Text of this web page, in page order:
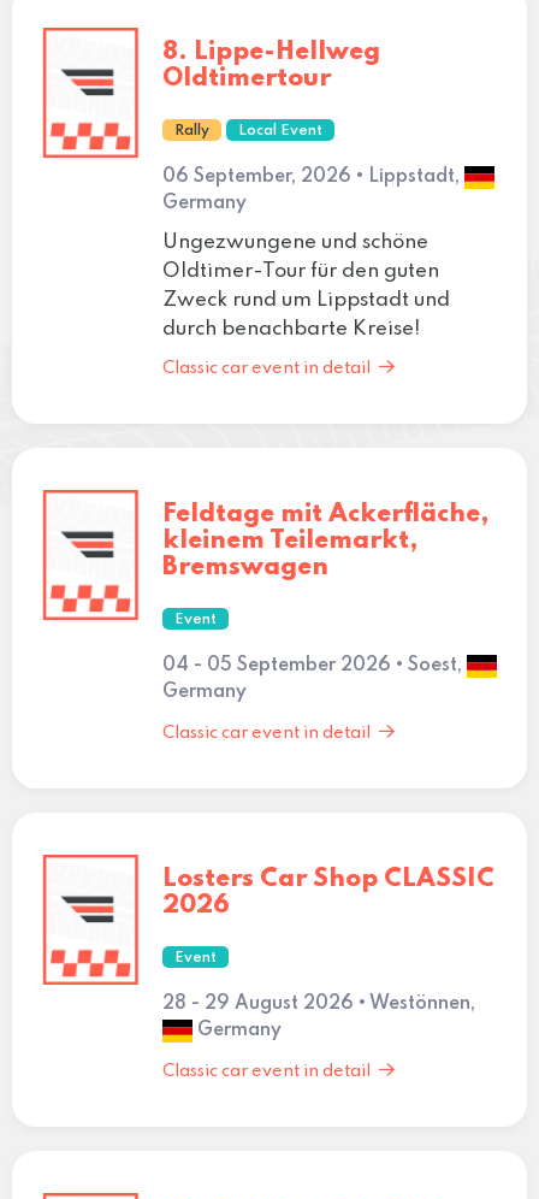
8. Lippe-Hellweg
Oldtimertour
Rally Local Event
06 September, 2026 • Lippstadt,
Germany
Ungezwungene und schöne
Oldtimer-Tour für den guten
Zweck rund um Lippstadt und
durch benachbarte Kreise!
Classic car event in detail
Feldtage mit Ackerfläche,
kleinem Teilemarkt,
Bremswagen
Event
04 - 05 September 2026 • Soest,
Germany
Classic car event in detail
Losters Car Shop CLASSIC
2026
Event
28 - 29 August 2026 • Westönnen,
Germany
Classic car event in detail